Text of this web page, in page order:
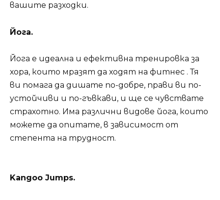
вашите разходки.
Йога.
Йога е идеална и ефективна тренировка за
хора, които мразят да ходят на фитнес . Тя
ви помага да дишате по-добре, прави ви по-
устойчиви и по-гъвкави, и ще се чувствате
страхотно. Има различни видове йога, които
можете да опитате, в зависимост от
степента на трудност.
Kangoo Jumps.